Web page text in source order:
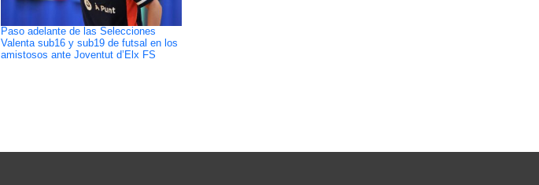
Paso adelante de las Selecciones
Valenta sub16 y sub19 de futsal en los
amistosos ante Joventut d’Elx FS